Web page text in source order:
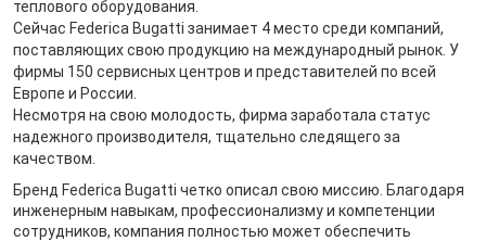
теплового оборудования.
Сейчас Federica Bugatti занимает 4 место среди компаний,
поставляющих свою продукцию на международный рынок. У
фирмы 150 сервисных центров и представителей по всей
Европе и России.
Несмотря на свою молодость, фирма заработала статус
надежного производителя, тщательно следящего за
качеством.
Бренд Federica Bugatti четко описал свою миссию. Благодаря
инженерным навыкам, профессионализму и компетенции
сотрудников, компания полностью может обеспечить